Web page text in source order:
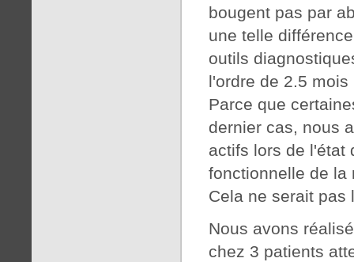
bougent pas par
une telle
outils
l'ordre de 2.5
Parce que
dernier cas, nous
actifs lors de l'état
fonctionnelle de la
Cela ne serait pas
Nous avons
chez 3 patients